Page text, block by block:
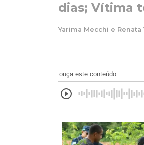
dias; Vítima
Yarima Mecchi e Renata
ouça este conteúdo